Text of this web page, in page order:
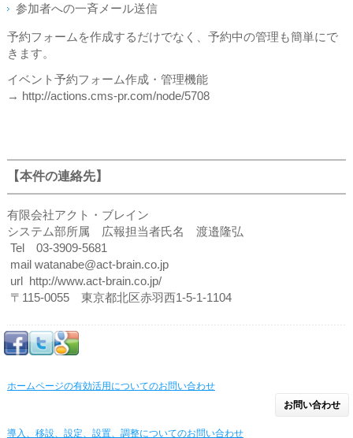
参加者への一斉メール送信
予約フォームを作成するだけでなく、予約中の管理も簡単にで
きます。
イベント予約フォーム作成・管理機能
→ http://actions.cms-pr.com/node/5708
【本件の連絡先】
有限会社アクト・ブレイン
システム部所属 広報担当者氏名 渡邉隆弘
Tel 03-3909-5681
mail watanabe@act-brain.co.jp
url http://www.act-brain.co.jp/
〒115-0055 東京都北区赤羽西1-5-1-1104
ホームページの有効活用についてのお問い合わせ
お問い合わせ
導入、移設、設定、設置、調整についてのお問い合わせ